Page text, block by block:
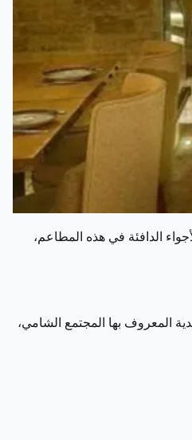
الدافئة في هذه المطاعم،
المعروف بها المجتمع الشامي،